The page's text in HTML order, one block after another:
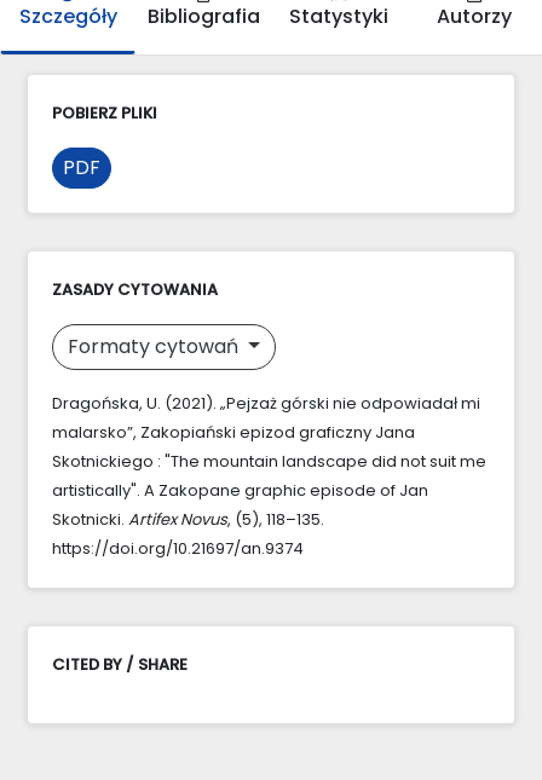
Szczegóły Bibliografia Statystyki Autorzy
POBIERZ PLIKI
PDF
ZASADY CYTOWANIA
Formaty cytowań
Dragońska, U. (2021). „Pejzaż górski nie odpowiadał mi
malarsko”, Zakopiański epizod graficzny Jana
Skotnickiego : "The mountain landscape did not suit me
artistically". A Zakopane graphic episode of Jan
Skotnicki. Artifex Novus, (5), 118–135.
https://doi.org/10.21697/an.9374
CITED BY / SHARE